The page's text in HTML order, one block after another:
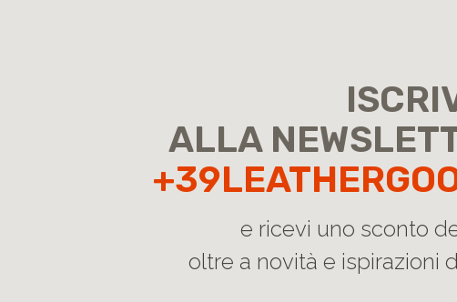
ALLA
e ricevi uno sconto
oltre a novità e ispirazioni